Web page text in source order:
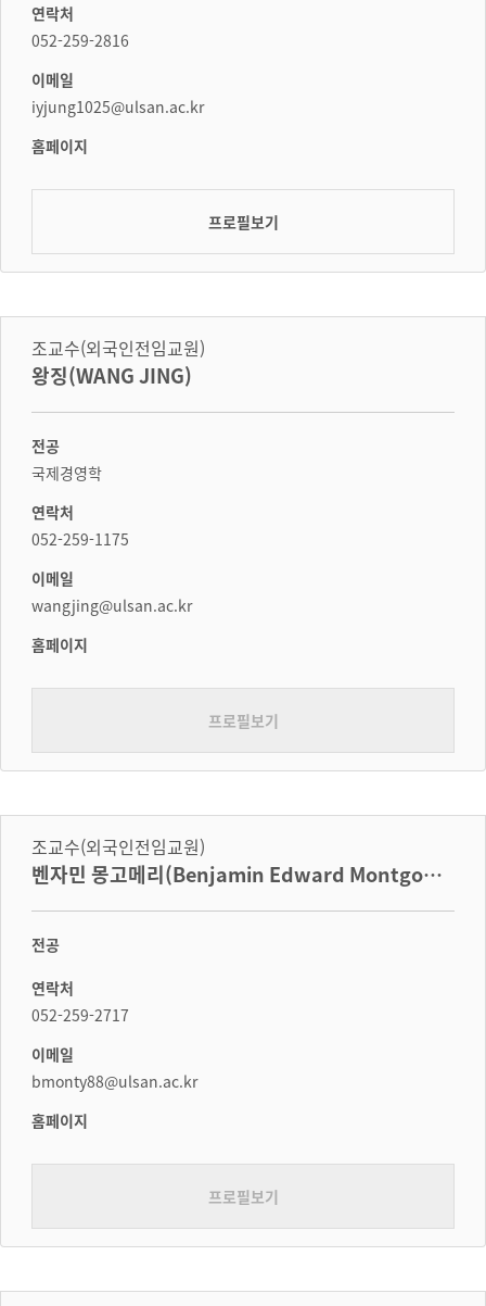
연락처
052-259-2816
이메일
iyjung1025@ulsan.ac.kr
홈페이지
프로필보기
조교수(외국인전임교원)
왕징(WANG JING)
전공
국제경영학
연락처
052-259-1175
이메일
wangjing@ulsan.ac.kr
홈페이지
프로필보기
조교수(외국인전임교원)
벤자민 몽고메리(Benjamin Edward Montgome
전공
연락처
052-259-2717
이메일
bmonty88@ulsan.ac.kr
홈페이지
프로필보기